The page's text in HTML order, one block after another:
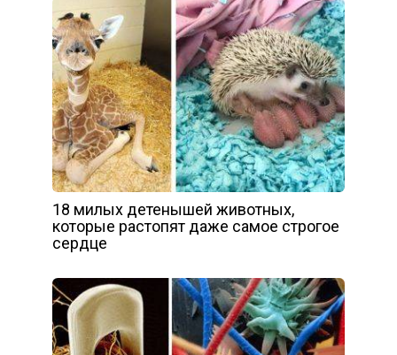
18 милых детенышей животных,
которые растопят даже самое строгое
сердце